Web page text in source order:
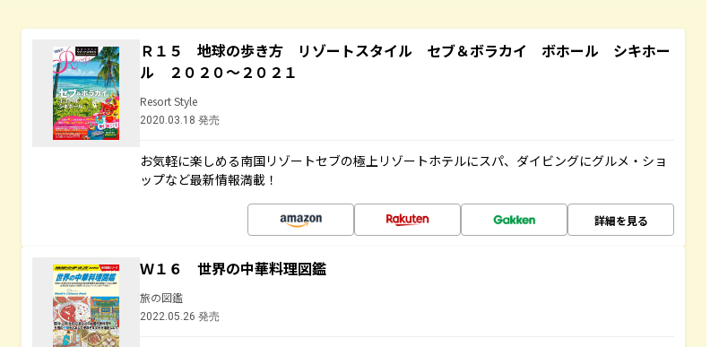
Ｒ１５ 地球の歩き方 リゾートスタイル セブ＆ボラカイ ボホール シキホー
ル ２０２０～２０２１
Resort Style
2020.03.18 発売
お気軽に楽しめる南国リゾートセブの極上リゾートホテルにスパ、ダイビングにグルメ・ショ
ップなど最新情報満載！
詳細を見る
Ｗ１６ 世界の中華料理図鑑
旅の図鑑
2022.05.26 発売